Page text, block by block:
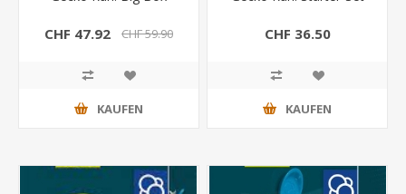
CHF 47.92 CHF 59.90
KAUFEN
CHF 36.50
KAUFEN